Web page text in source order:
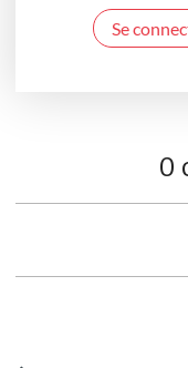
Se
0